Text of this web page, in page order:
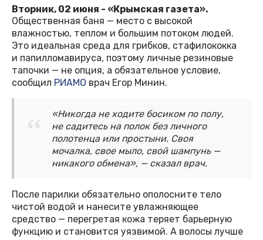
Вторник, 02 июня - «Крымская газета».
Общественная баня — место с высокой
влажностью, теплом и большим потоком людей.
Это идеальная среда для грибков, стафилококка
и папилломавируса, поэтому личные резиновые
тапочки — не опция, а обязательное условие,
сообщил РИАМО врач Егор Минин.
«Никогда не ходите босиком по полу,
не садитесь на полок без личного
полотенца или простыни. Своя
мочалка, свое мыло, свой шампунь —
никакого обмена», — сказал врач.
После парилки обязательно ополосните тело
чистой водой и нанесите увлажняющее
средство — перегретая кожа теряет барьерную
функцию и становится уязвимой. А волосы лучше